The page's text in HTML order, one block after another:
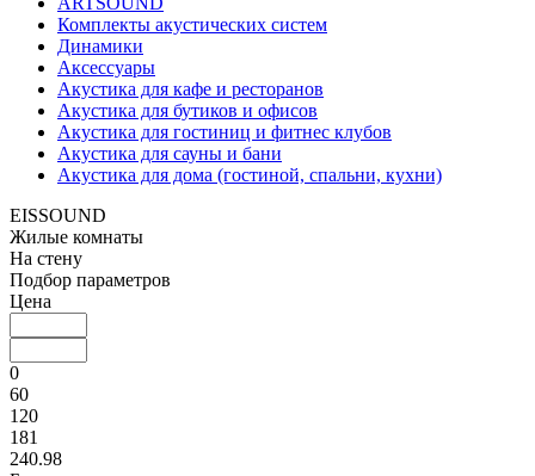
Комплекты акустических систем
Динамики
Аксессуары
Акустика для кафе и ресторанов
Акустика для бутиков и офисов
Акустика для гостиниц и фитнес клубов
Акустика для сауны и бани
Акустика для дома (гостиной, спальни, кухни)
EISSOUND
Жилые комнаты
На стену
Подбор параметров
Цена
0
60
120
181
240.98